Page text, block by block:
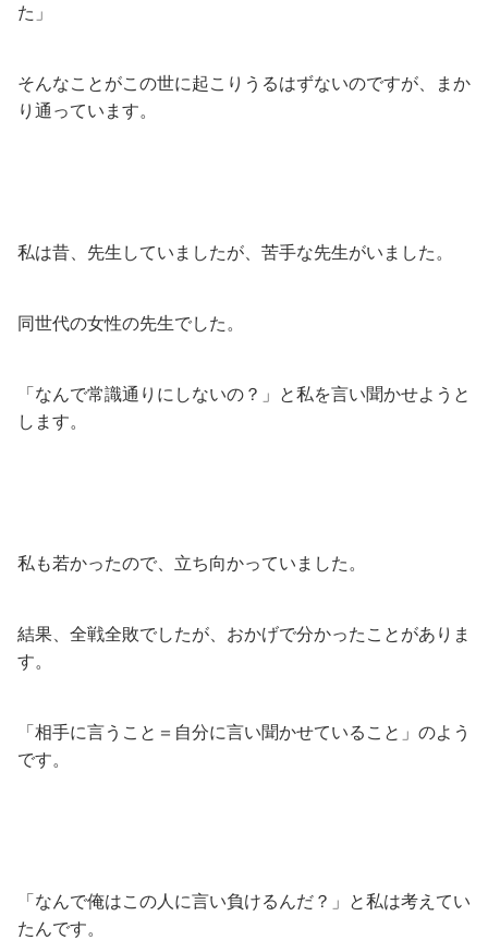
た」
そんなことがこの世に起こりうるはずないのですが、まか
り通っています。
私は昔、先生していましたが、苦手な先生がいました。
同世代の女性の先生でした。
「なんで常識通りにしないの？」と私を言い聞かせようと
します。
私も若かったので、立ち向かっていました。
結果、全戦全敗でしたが、おかげで分かったことがありま
す。
「相手に言うこと＝自分に言い聞かせていること」のよう
です。
「なんで俺はこの人に言い負けるんだ？」と私は考えてい
たんです。